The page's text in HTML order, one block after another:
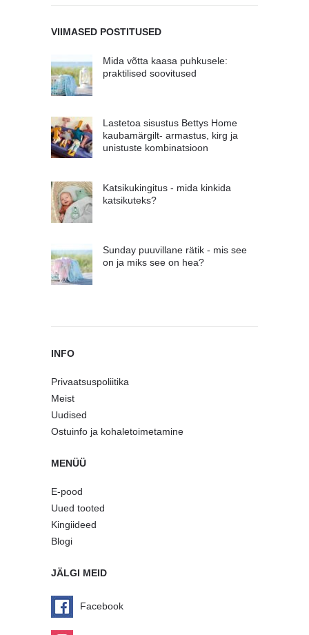
VIIMASED POSTITUSED
Mida võtta kaasa puhkusele:
praktilised soovitused
Lastetoa sisustus Bettys Home
kaubamärgilt- armastus, kirg ja
unistuste kombinatsioon
Katsikukingitus - mida kinkida
katsikuteks?
Sunday puuvillane rätik - mis see
on ja miks see on hea?
INFO
Privaatsuspoliitika
Meist
Uudised
Ostuinfo ja kohaletoimetamine
MENÜÜ
E-pood
Uued tooted
Kingiideed
Blogi
JÄLGI MEID
Facebook